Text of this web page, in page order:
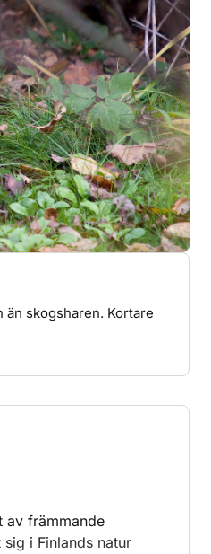
skogsharen. Kortare
av främmande
i Finlands natur